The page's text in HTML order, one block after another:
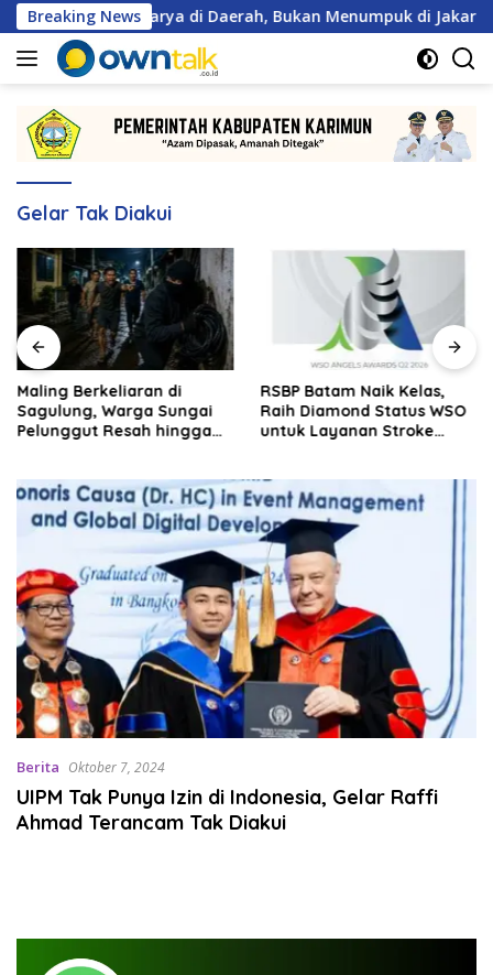
Langsung
ke
konten
Breaking News
Berkarya di Daerah, Bukan Menumpuk di Jakarta
Gelar Tak Diakui
Maling Berkeliaran di
Sagulung, Warga Sungai
Pelunggut Resah hingga
RSBP Batam Naik Kelas,
Raih Diamond Status WSO
untuk Layanan Stroke
Berita Oktober 7, 2024
UIPM Tak Punya Izin di Indonesia, Gelar Raffi
Ahmad Terancam Tak Diakui